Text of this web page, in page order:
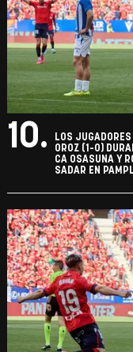
10.
LOS
OROZ (1-0)
CA OSASUNA Y
SADAR EN